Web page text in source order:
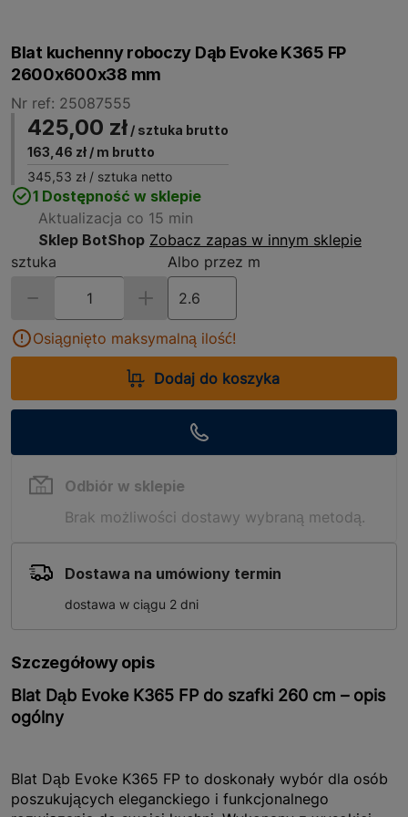
Blat kuchenny roboczy Dąb Evoke K365 FP
2600x600x38 mm
Nr ref: 25087555
425,00 zł / sztuka brutto
163,46 zł / m brutto
345,53 zł / sztuka netto
1 Dostępność w sklepie
Aktualizacja co 15 min
Sklep BotShop Zobacz zapas w innym sklepie
sztuka
Albo przez m
Osiągnięto maksymalną ilość!
Dodaj do koszyka
Odbiór w sklepie
Brak możliwości dostawy wybraną metodą.
Dostawa na umówiony termin
dostawa w ciągu 2 dni
Szczegółowy opis
Blat Dąb Evoke K365 FP do szafki 260 cm – opis
ogólny
Blat Dąb Evoke K365 FP to doskonały wybór dla osób
poszukujących eleganckiego i funkcjonalnego